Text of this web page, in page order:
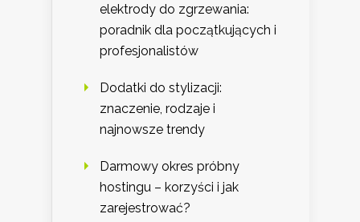
elektrody do zgrzewania:
poradnik dla początkujących i
profesjonalistów
Dodatki do stylizacji:
znaczenie, rodzaje i
najnowsze trendy
Darmowy okres próbny
hostingu – korzyści i jak
zarejestrować?